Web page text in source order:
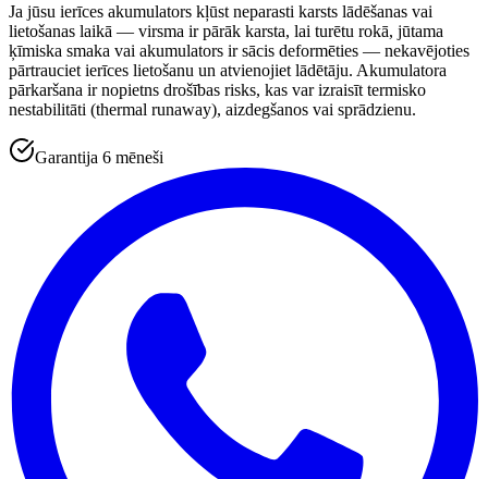
Ja jūsu ierīces akumulators kļūst neparasti karsts lādēšanas vai
lietošanas laikā — virsma ir pārāk karsta, lai turētu rokā, jūtama
ķīmiska smaka vai akumulators ir sācis deformēties — nekavējoties
pārtrauciet ierīces lietošanu un atvienojiet lādētāju. Akumulatora
pārkaršana ir nopietns drošības risks, kas var izraisīt termisko
nestabilitāti (thermal runaway), aizdegšanos vai sprādzienu.
Garantija 6 mēneši